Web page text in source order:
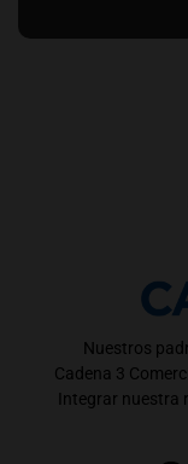
Nuestros
Cadena 3
Integrar nuestra